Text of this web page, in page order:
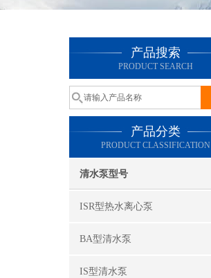
产品搜索
PRODUCT SEARCH
产品分类
PRODUCT CLASSIFICATION
清水泵型号
ISR型热水离心泵
BA型清水泵
IS型清水泵